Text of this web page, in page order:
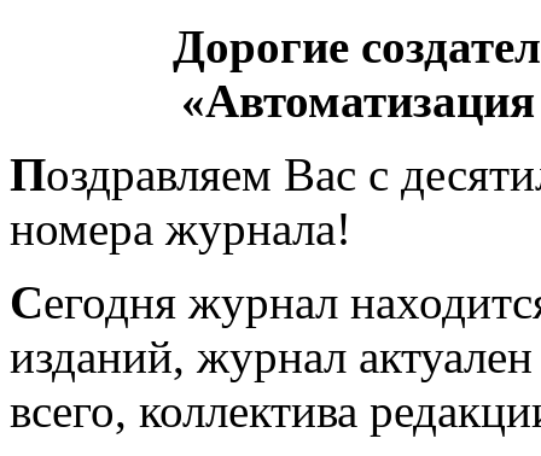
Дорогие
Поздравляем Вас с
номера журнала!
Сегодня журнал
изданий, журнал
всего, коллектива